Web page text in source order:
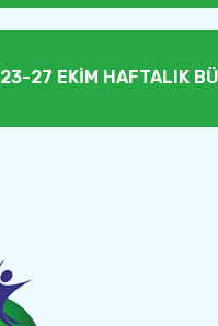
23-27 EKİM HAFTALIK